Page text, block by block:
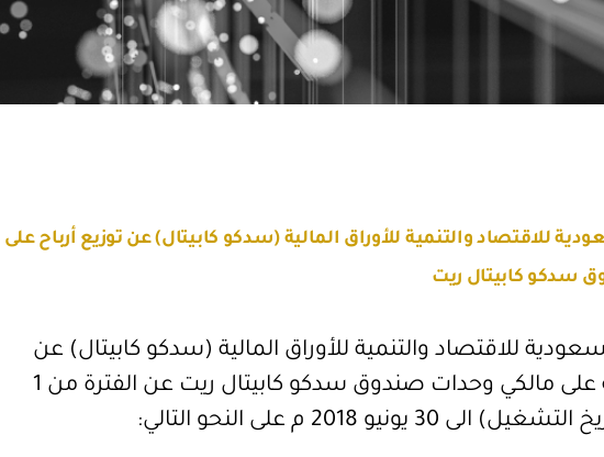
للاقتصاد والتنمية للأوراق المالية (سدكو كابيتال) عن توزيع أرباح على
سدكو كابيتال ريت
للاقتصاد والتنمية للأوراق المالية (سدكو كابيتال) عن
توزيع أرباح نقدية على مالكي وحدات صندوق سدكو كابيتال ريت عن الفترة من 1